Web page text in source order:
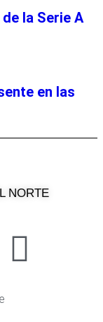
la Serie A
en las
NORTE